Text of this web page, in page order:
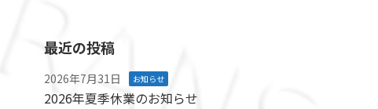
最近の投稿
2026年7月31日 お知らせ
2026年夏季休業のお知らせ